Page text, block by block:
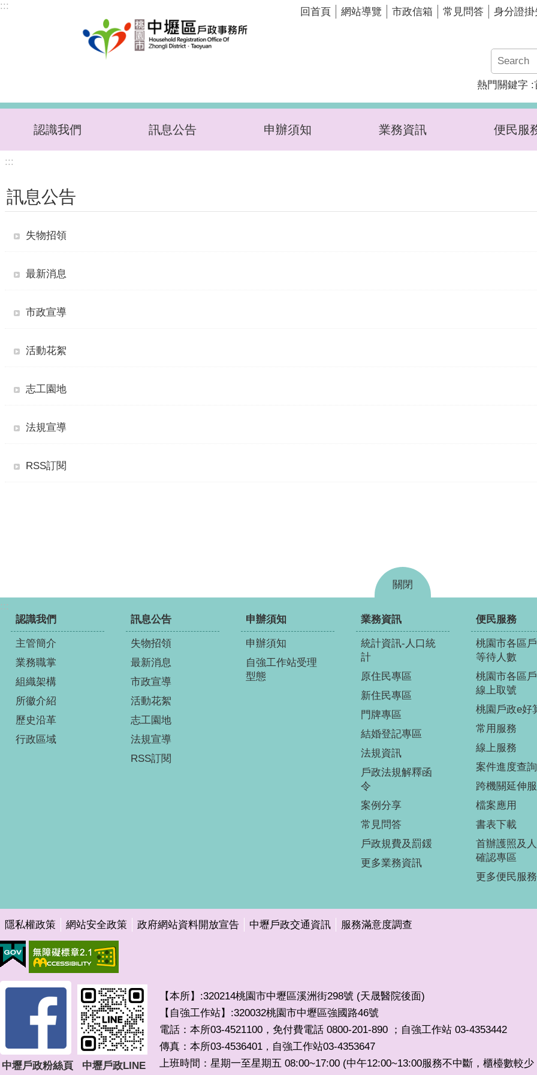
跳到主要內容區塊
:::
回首頁 網站導覽 市政信箱 常見問答 身分證掛
熱門關鍵字
認識我們 訊息公告 申辦須知 業務資訊 便民服
:::
訊息公告
失物招領
最新消息
市政宣導
活動花絮
志工園地
法規宣導
RSS訂閱
關閉
:::
認識我們
主管簡介
業務職掌
組織架構
所徽介紹
歷史沿革
行政區域
訊息公告
失物招領
最新消息
市政宣導
活動花絮
志工園地
法規宣導
RSS訂閱
申辦須知
申辦須知
自強工作站受理
型態
業務資訊
統計資訊-人口統
計
原住民專區
新住民專區
門牌專區
結婚登記專區
法規資訊
戶政法規解釋函
令
案例分享
常見問答
戶政規費及罰鍰
更多業務資訊
便民服務
桃園市各區
等待人數
桃園市各區
線上取號
桃園戶政e好
常用服務
線上服務
案件進度查詢
跨機關延伸
檔案應用
書表下載
首辦護照及人
確認專區
更多便民服務
隱私權政策 網站安全政策 政府網站資料開放宣告 中壢戶政交通資訊 服務滿意度調查
中壢戶政粉絲頁 中壢戶政LINE
【本所】:320214桃園市中壢區溪洲街298號 (天晟醫院後面)
【自強工作站】:320032桃園市中壢區強國路46號
電話：本所03-4521100，免付費電話 0800-201-890 ；自強工作站 03-4353442
傳真：本所03-4536401 ， 自強工作站03-4353647
上班時間：星期一至星期五 08:00~17:00 (中午12:00~13:00服務不中斷，櫃檯數較